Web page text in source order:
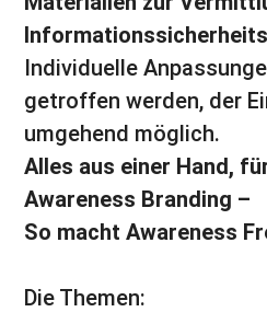
Individuelle
getroffen werden, der
umgehend möglich.
Alles aus einer Hand,
Awareness Branding –
So macht Awareness
Die Themen: